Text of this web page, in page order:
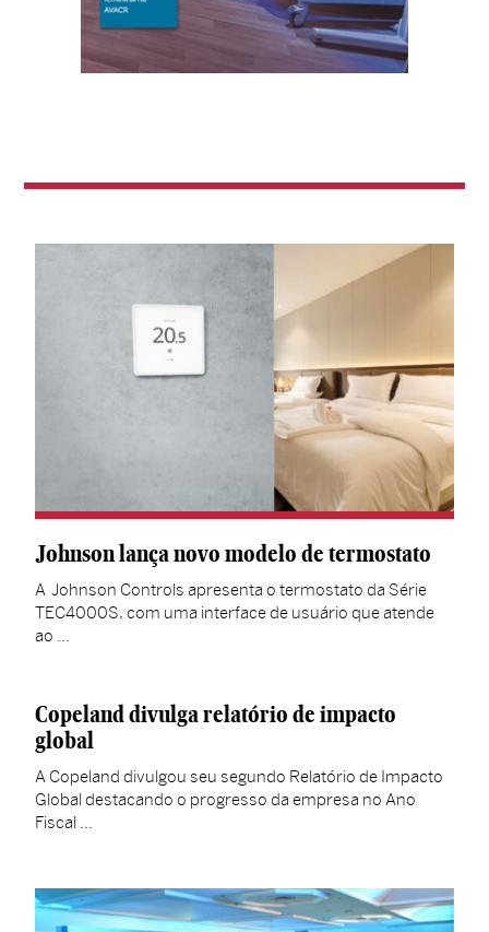
Johnson lança novo modelo de termostato
A Johnson Controls apresenta o termostato da Série
TEC4000S, com uma interface de usuário que atende
ao …
Copeland divulga relatório de impacto
global
A Copeland divulgou seu segundo Relatório de Impacto
Global destacando o progresso da empresa no Ano
Fiscal …